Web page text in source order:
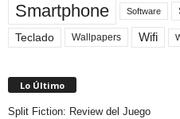
Smartphone Software
Teclado Wallpapers Wifi
Lo Último
Split Fiction: Review del Juego